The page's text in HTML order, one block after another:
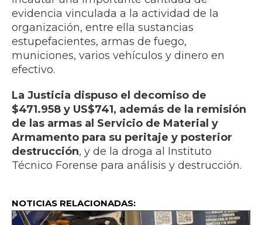
evidencia vinculada a la actividad de la
organización, entre ella sustancias
estupefacientes, armas de fuego,
municiones, varios vehículos y dinero en
efectivo.
La Justicia dispuso el decomiso de
$471.958 y US$741, además de la remisión
de las armas al Servicio de Material y
Armamento para su peritaje y posterior
destrucción, y de la droga al Instituto
Técnico Forense para análisis y destrucción.
NOTICIAS RELACIONADAS: